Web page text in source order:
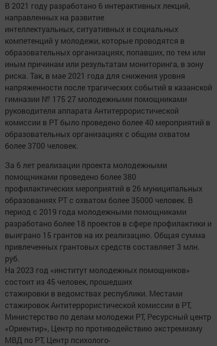
В 2021 году разработано 6 интерактивных лекций,
направленных на развитие
интеллектуальных, ситуативных и социальных
компетенций у молодежи, которые проводятся в
образовательных организациях, попавших, по тем или
иным причинам или результатам мониторинга, в зону
риска. Так, в мае 2021 года для снижения уровня
напряженности после трагических событий в казанской
гимназии № 175 27 молодежными помощниками
руководителя аппарата Антитеррористической
комиссии в РТ было проведено более 40 мероприятий в
образовательных организациях с общим охватом
более 3700 человек.
За 6 лет реализации проекта молодежными
помощниками проведено более 380
профилактических мероприятий в 26 муниципальных
образованиях РТ с охватом более 35000 человек. В
период с 2019 года молодежными помощниками
разработано более 18 проектов в сфере профилактики и
выиграно 15 грантов на их реализацию. Общая сумма
привлеченных грантовых средств составляет 3 млн.
руб.
На 2023 год «институт молодежных помощников»
состоит из 45 человек, прошедших
стажировки в ведомствах республики. Местами
стажировок Антитеррористической комиссии в РТ,
Министерство по делам молодежи РТ, Ресурсный центр
«Ориентир», Центр по противодействию экстремизму
МВД по РТ, Центр психолого-